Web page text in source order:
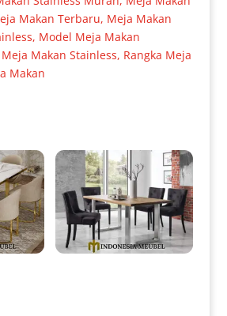
Makan Terbaru, Meja Makan
, Model Meja Makan
Makan Stainless, Rangka Meja
Makan